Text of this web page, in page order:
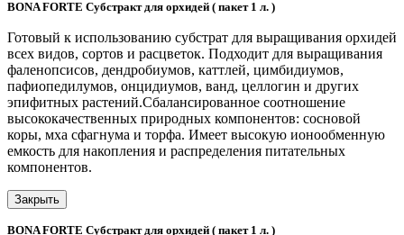
BONA FORTE Субстракт для орхидей ( пакет 1 л. )
Готовый к использованию субстрат для выращивания орхидей
всех видов, сортов и расцветок. Подходит для выращивания
фаленопсисов, дендробиумов, каттлей, цимбидиумов,
пафиопедилумов, онцидиумов, ванд, целлогин и других
эпифитных растений.Сбалансированное соотношение
высококачественных природных компонентов: сосновой
коры, мха сфагнума и торфа. Имеет высокую ионообменную
емкость для накопления и распределения питательных
компонентов.
Закрыть
BONA FORTE Субстракт для орхидей ( пакет 1 л. )